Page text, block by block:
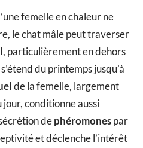
femelle en chaleur ne
le chat mâle peut traverser
, particulièrement en dehors
du printemps jusqu’à
de la femelle, largement
conditionne aussi
dephéromonespar
et déclenche l’intérêt